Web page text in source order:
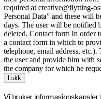
required at creative@flytting-
Personal Data” and these will
days. The user will be notified
deleted. Contact form In order
a contact form in which to
telephone, email address,
the user and provide him with
the company for which he
Lukk
Vi bruker informasjonskapsler